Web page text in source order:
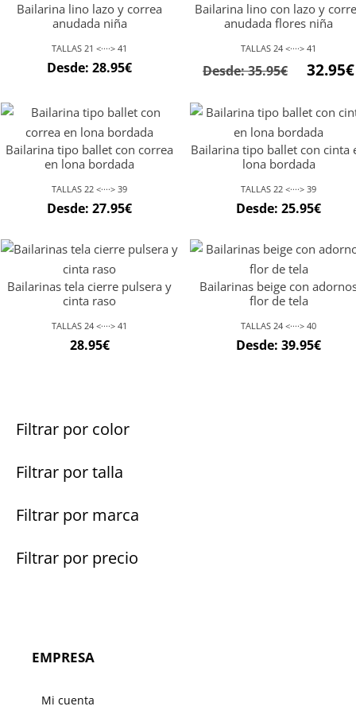
Bailarina lino lazo y correa
anudada niña
TALLAS 21 <····> 41
Desde: 28.95€
Bailarina lino con lazo y
anudada flores niña
TALLAS 24 <····> 41
Desde:35.95€ 32.95€
Bailarina tipo ballet con correa
en lona bordada
TALLAS 22 <····> 39
Desde: 27.95€
Bailarina tipo ballet con cinta
lona bordada
TALLAS 22 <····> 39
Desde:25.95€
Bailarinas tela cierre pulsera y
cinta raso
TALLAS 24 <····> 41
28.95€
Bailarinas beige con
flor de tela
TALLAS 24 <····> 40
Desde:39.95€
Filtrar por color
Filtrar por talla
Filtrar por marca
Filtrar por precio
EMPRESA
Mi cuenta